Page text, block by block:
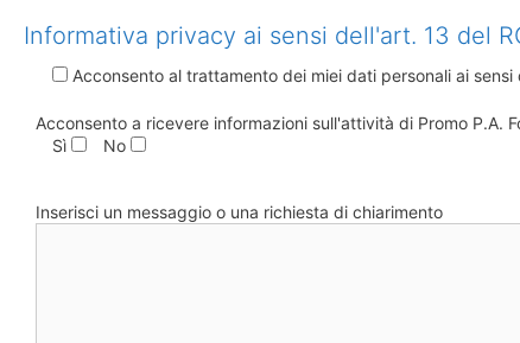
Informativa privacy ai sensi dell'art. 13 del
Acconsento al trattamento dei miei dati personali ai
Acconsento a ricevere informazioni sull'attività di Promo P.A.
Sì
No
Inserisci un messaggio o una richiesta di chiarimento